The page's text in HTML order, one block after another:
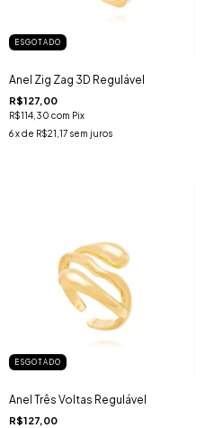
ESGOTADO
Anel Zig Zag 3D Regulável
R$127,00
R$114,30 com Pix
6x de R$21,17 sem juros
ESGOTADO
Anel Três Voltas Regulável
R$127,00